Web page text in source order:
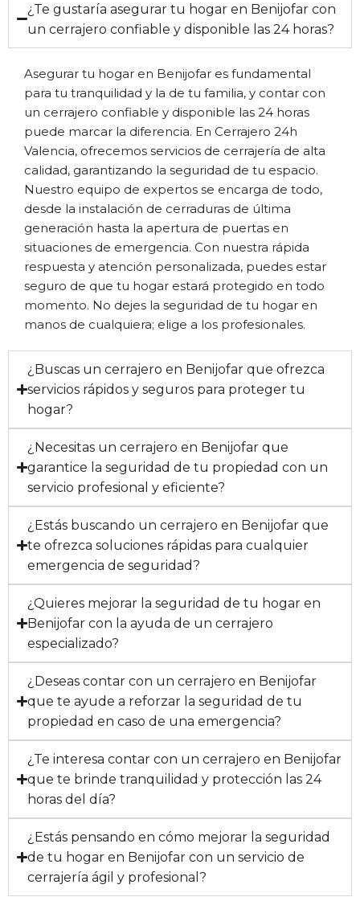
¿Te gustaría asegurar tu hogar en Benijofar con
un cerrajero confiable y disponible las 24 horas?
Asegurar tu hogar en Benijofar es fundamental
para tu tranquilidad y la de tu familia, y contar con
un cerrajero confiable y disponible las 24 horas
puede marcar la diferencia. En Cerrajero 24h
Valencia, ofrecemos servicios de cerrajería de alta
calidad, garantizando la seguridad de tu espacio.
Nuestro equipo de expertos se encarga de todo,
desde la instalación de cerraduras de última
generación hasta la apertura de puertas en
situaciones de emergencia. Con nuestra rápida
respuesta y atención personalizada, puedes estar
seguro de que tu hogar estará protegido en todo
momento. No dejes la seguridad de tu hogar en
manos de cualquiera; elige a los profesionales.
¿Buscas un cerrajero en Benijofar que ofrezca
servicios rápidos y seguros para proteger tu
hogar?
¿Necesitas un cerrajero en Benijofar que
garantice la seguridad de tu propiedad con un
servicio profesional y eficiente?
¿Estás buscando un cerrajero en Benijofar que
te ofrezca soluciones rápidas para cualquier
emergencia de seguridad?
¿Quieres mejorar la seguridad de tu hogar en
Benijofar con la ayuda de un cerrajero
especializado?
¿Deseas contar con un cerrajero en Benijofar
que te ayude a reforzar la seguridad de tu
propiedad en caso de una emergencia?
¿Te interesa contar con un cerrajero en Benijofar
que te brinde tranquilidad y protección las 24
horas del día?
¿Estás pensando en cómo mejorar la seguridad
de tu hogar en Benijofar con un servicio de
cerrajería ágil y profesional?